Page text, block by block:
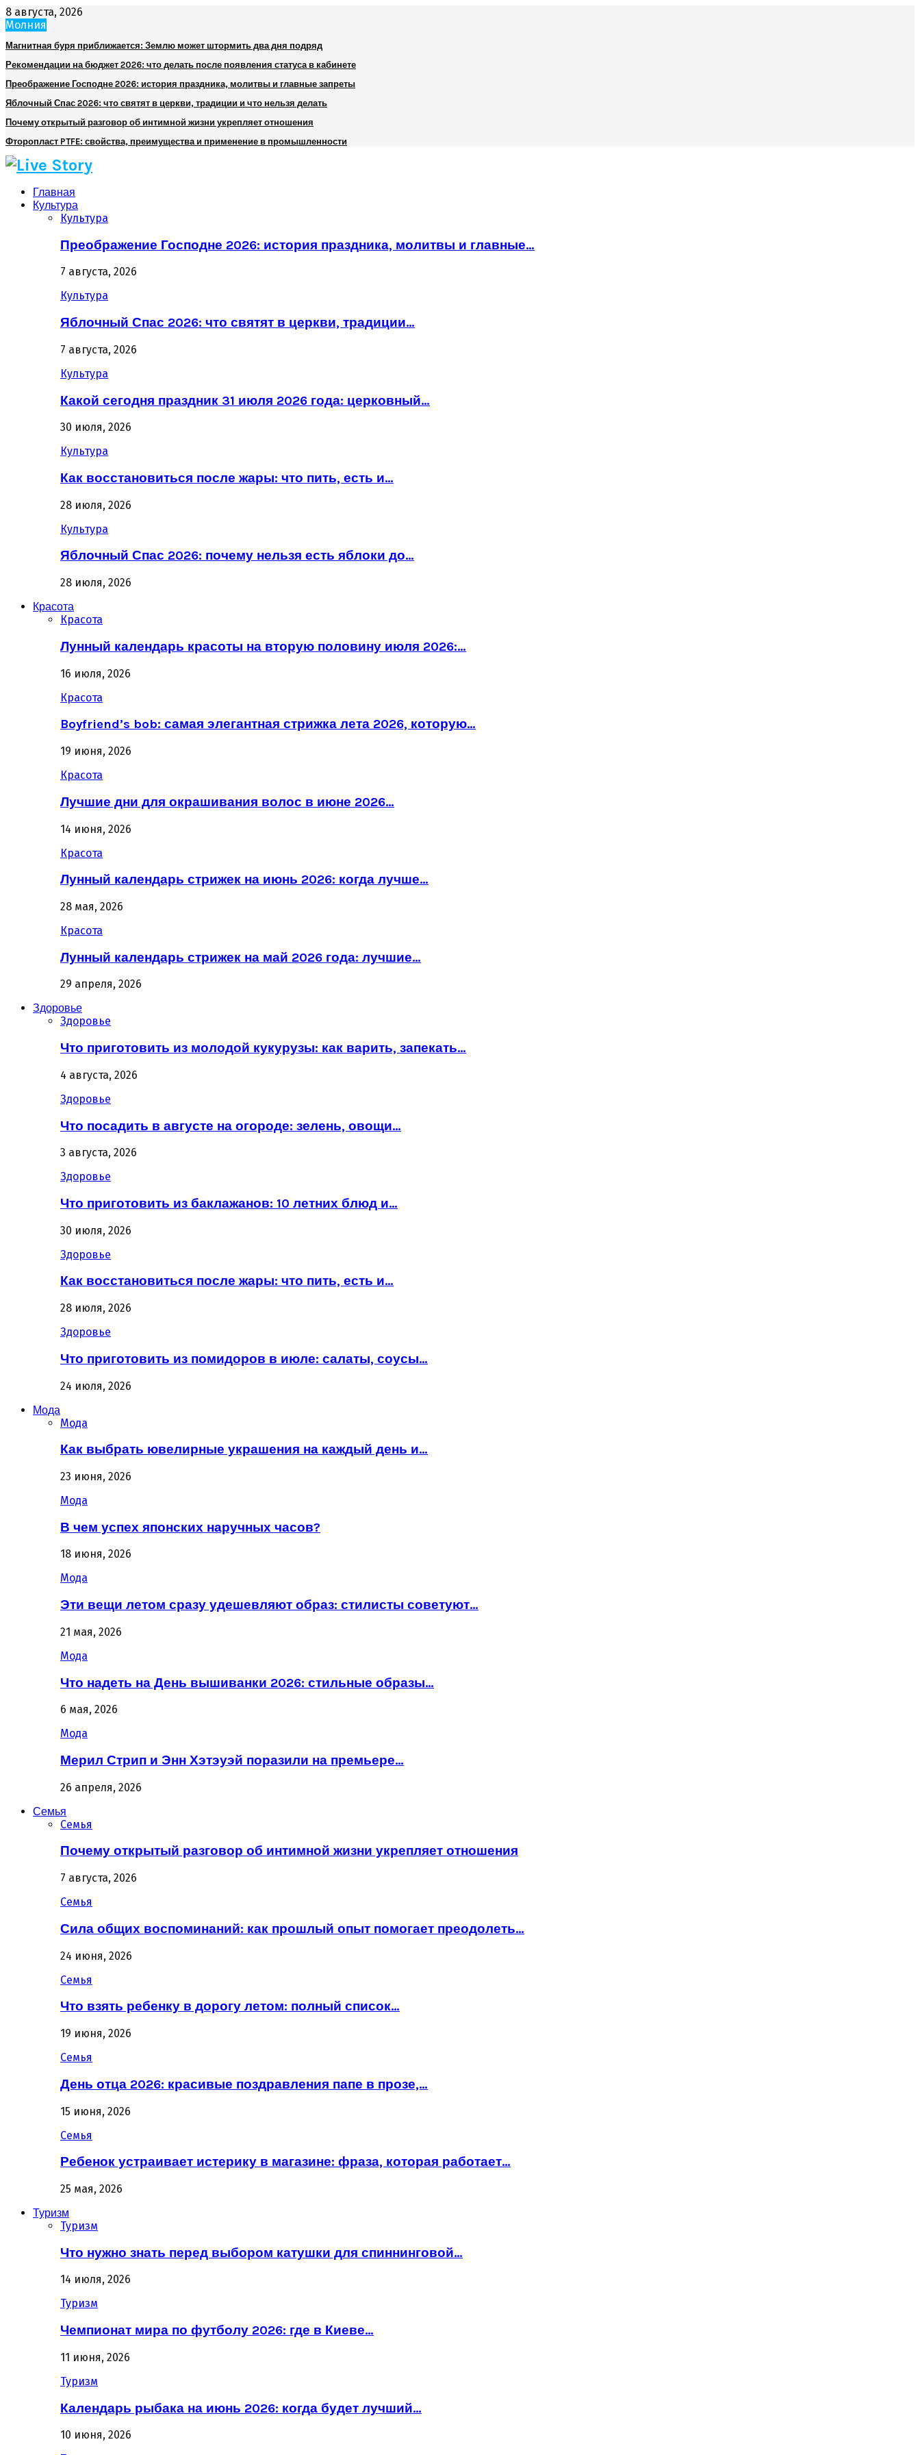
8 августа, 2026
Молния
Магнитная буря приближается: Землю может штормить два дня подряд
Рекомендации на бюджет 2026: что делать после появления статуса в кабинете
Преображение Господне 2026: история праздника, молитвы и главные запреты
Яблочный Спас 2026: что святят в церкви, традиции и что нельзя делать
Почему открытый разговор об интимной жизни укрепляет отношения
Фторопласт PTFE: свойства, преимущества и применение в промышленности
Главная
Культура
Культура
Преображение Господне 2026: история праздника, молитвы и главные…
7 августа, 2026
Культура
Яблочный Спас 2026: что святят в церкви, традиции…
7 августа, 2026
Культура
Какой сегодня праздник 31 июля 2026 года: церковный…
30 июля, 2026
Культура
Как восстановиться после жары: что пить, есть и…
28 июля, 2026
Культура
Яблочный Спас 2026: почему нельзя есть яблоки до…
28 июля, 2026
Красота
Красота
Лунный календарь красоты на вторую половину июля 2026:…
16 июля, 2026
Красота
Boyfriend’s bob: самая элегантная стрижка лета 2026, которую…
19 июня, 2026
Красота
Лучшие дни для окрашивания волос в июне 2026…
14 июня, 2026
Красота
Лунный календарь стрижек на июнь 2026: когда лучше…
28 мая, 2026
Красота
Лунный календарь стрижек на май 2026 года: лучшие…
29 апреля, 2026
Здоровье
Здоровье
Что приготовить из молодой кукурузы: как варить, запекать…
4 августа, 2026
Здоровье
Что посадить в августе на огороде: зелень, овощи…
3 августа, 2026
Здоровье
Что приготовить из баклажанов: 10 летних блюд и…
30 июля, 2026
Здоровье
Как восстановиться после жары: что пить, есть и…
28 июля, 2026
Здоровье
Что приготовить из помидоров в июле: салаты, соусы…
24 июля, 2026
Мода
Мода
Как выбрать ювелирные украшения на каждый день и…
23 июня, 2026
Мода
В чем успех японских наручных часов?
18 июня, 2026
Мода
Эти вещи летом сразу удешевляют образ: стилисты советуют…
21 мая, 2026
Мода
Что надеть на День вышиванки 2026: стильные образы…
6 мая, 2026
Мода
Мерил Стрип и Энн Хэтэуэй поразили на премьере…
26 апреля, 2026
Семья
Семья
Почему открытый разговор об интимной жизни укрепляет отношения
7 августа, 2026
Семья
Сила общих воспоминаний: как прошлый опыт помогает преодолеть…
24 июня, 2026
Семья
Что взять ребенку в дорогу летом: полный список…
19 июня, 2026
Семья
День отца 2026: красивые поздравления папе в прозе,…
15 июня, 2026
Семья
Ребенок устраивает истерику в магазине: фраза, которая работает…
25 мая, 2026
Туризм
Туризм
Что нужно знать перед выбором катушки для спиннинговой…
14 июля, 2026
Туризм
Чемпионат мира по футболу 2026: где в Киеве…
11 июня, 2026
Туризм
Календарь рыбака на июнь 2026: когда будет лучший…
10 июня, 2026